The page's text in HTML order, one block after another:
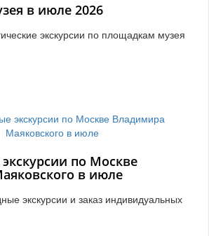
в июле 2026
экскурсии по площадкам музея
по Москве
в июле
экскурсии и заказ индивидуальных